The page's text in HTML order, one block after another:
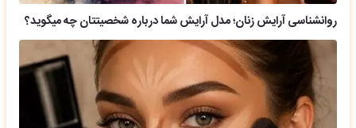
روانشناسی آرایش زنان؛ مدل آرایش شما درباره شخصیتتان چه میگوید؟